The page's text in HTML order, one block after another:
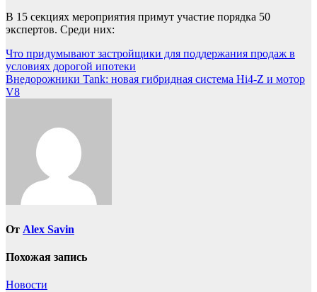
В 15 секциях мероприятия примут участие порядка 50
экспертов. Среди них:
Навигация
по
записям
Что придумывают застройщики для поддержания продаж в
условиях дорогой ипотеки
Внедорожники Tank: новая гибридная система Hi4-Z и мотор
V8
От Alex Savin
Похожая запись
Новости